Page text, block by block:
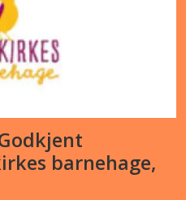
barnehage,